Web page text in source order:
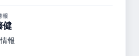
報
健
報